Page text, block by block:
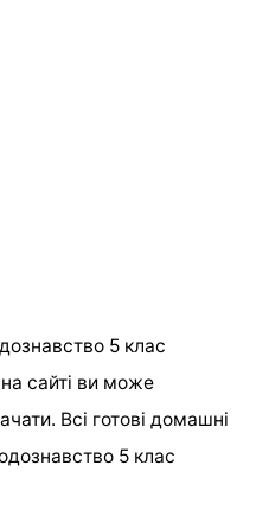
5 клас
сайті ви може
Всі готові домашні
5 клас